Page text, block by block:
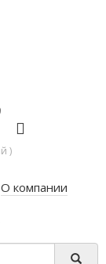
)
О компании